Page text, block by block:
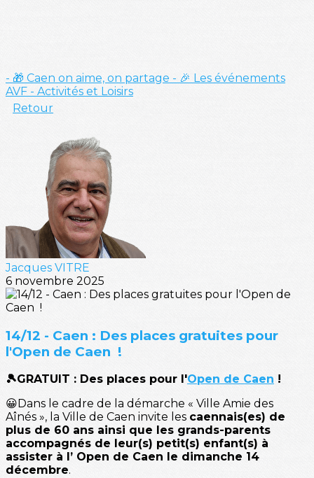
- 🎁 Caen on aime, on partage - 🎉 Les événements
AVF - Activités et Loisirs
Retour
Jacques VITRE
6 novembre 2025
14/12 - Caen : Des places gratuites pour
l'Open de Caen !
🎾GRATUIT : Des places pour l'Open de Caen !
😀Dans le cadre de la démarche « Ville Amie des
Aînés », la Ville de Caen invite les caennais(es) de
plus de 60 ans ainsi que les grands-parents
accompagnés de leur(s) petit(s) enfant(s) à
assister à l’ Open de Caen le dimanche 14
décembre.